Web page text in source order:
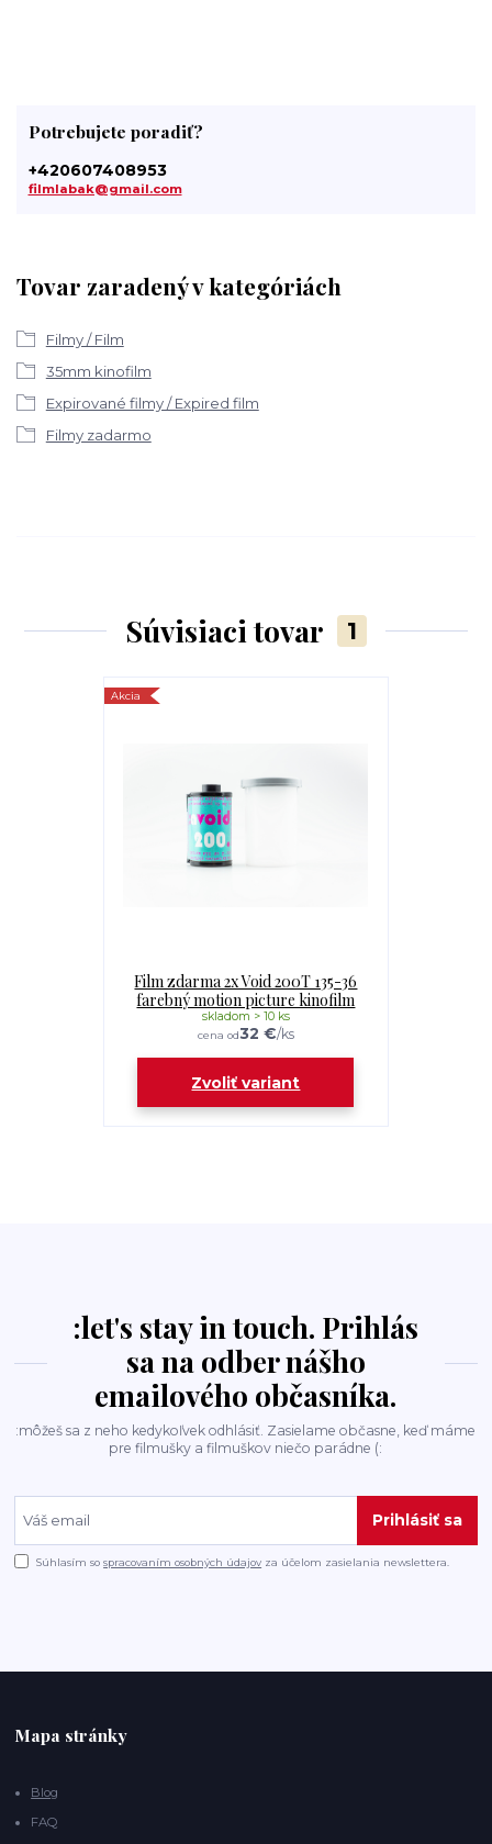
Tovar zaradený v kategóriách
Filmy / Film
35mm kinofilm
Expirované filmy / Expired film
Filmy zadarmo
Potrebujete poradiť?
+420607408953
filmlabak@gmail.com
Súvisiaci tovar 1
Akcia
Film zdarma 2x Void 200T 135-36
farebný motion picture kinofilm
cena od32 €/ks
skladom > 10 ks
Zvoliť variant
:let's stay in touch. Prihlás
sa na odber nášho
emailového občasníka.
:môžeš sa z neho kedykoľvek odhlásiť. Zasielame občasne, keď máme
pre filmušky a filmuškov niečo parádne (:
Prihlásiť sa
Súhlasím sospracovaním osobných údajov za účelom zasielania newslettera.
Mapa stránky
Blog
FAQ